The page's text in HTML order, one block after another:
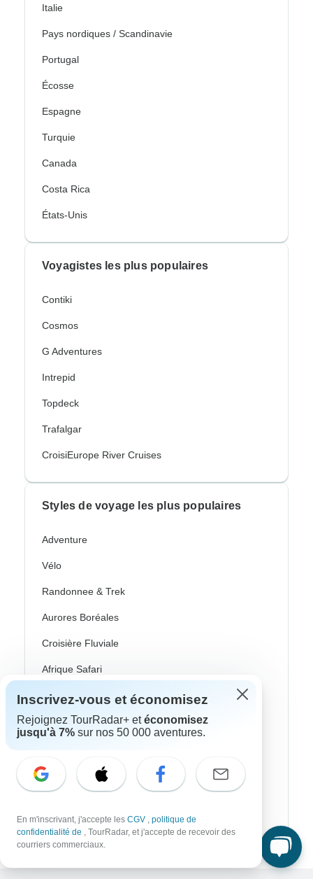
Italie
Pays nordiques / Scandinavie
Portugal
Écosse
Espagne
Turquie
Canada
Costa Rica
États-Unis
Voyagistes les plus populaires
Contiki
Cosmos
G Adventures
Intrepid
Topdeck
Trafalgar
CroisiEurope River Cruises
Styles de voyage les plus populaires
Adventure
Vélo
Randonnee & Trek
Aurores Boréales
Croisière Fluviale
Afrique Safari
Voyages Culturel
Autocar / Bus
Plage
Voyages Privés
Inscrivez-vous et économisez
Rejoignez TourRadar+ etéconomisez
jusqu'à 7% sur nos 50 000 aventures.
En m'inscrivant, j'accepte les CGV , politique de
confidentialité de , TourRadar, et j'accepte de recevoir des
courriers commerciaux.